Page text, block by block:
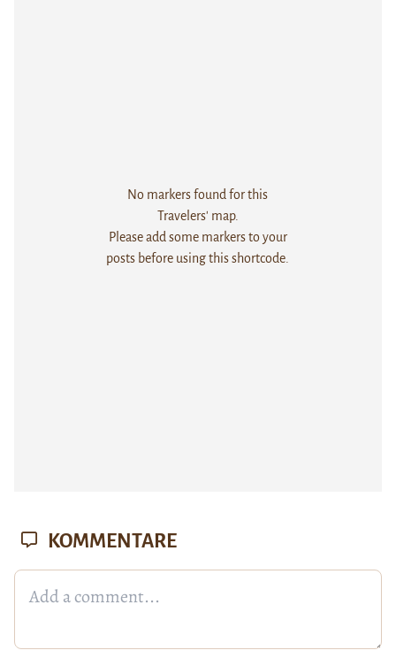
No markers found for this
Travelers' map.
Please add some markers to your
posts before using this shortcode.
KOMMENTARE